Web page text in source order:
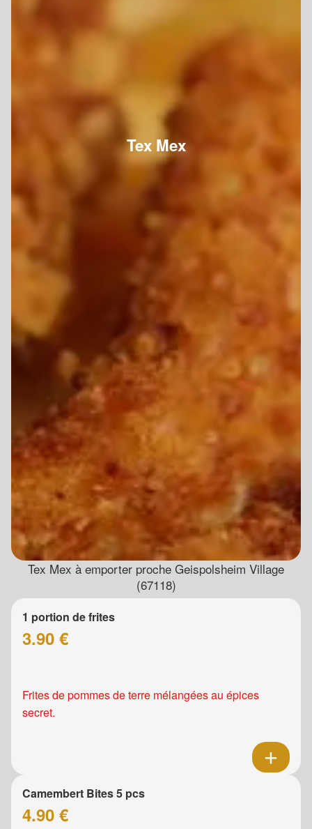
Tex Mex
Tex Mex à emporter proche Geispolsheim Village
(67118)
1 portion de frites
3.90 €
Frites de pommes de terre mélangées au épices
secret.
Camembert Bites 5 pcs
4.90 €